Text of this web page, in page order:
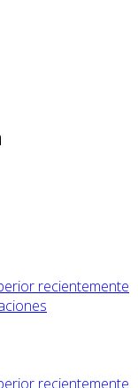
recientemente
recientemente